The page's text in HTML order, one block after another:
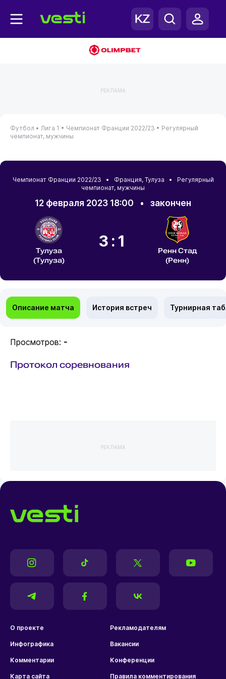
РЕКЛАМА
Футбол • Лига 1 • Чемпионат Франции 2022/23 • Регулярный
чемпионат, мужчины
Чемпионат Франции 2022/23 • Франция, Тулуза • Регулярный
чемпионат, мужчины
12 февраля 2023 18:00 • закончен
Тулуза
(Тулуза)
3:1
Ренн Стад
(Ренн)
Описание матча История встреч Турнирная
Просмотров: -
Протокол соревнования
РЕКЛАМА
О проекте Рекламодателям
Инфографика Вакансии
Комментарии Конференции
Карта сайта Правила комментирования